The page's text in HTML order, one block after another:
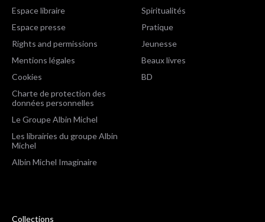
Espace libraire
Espace presse
Rights and permissions
Mentions légales
Cookies
Charte de protection des
données personnelles
Le Groupe Albin Michel
Les librairies du groupe Albin
Michel
Albin Michel Imaginaire
Spiritualités
Pratique
Jeunesse
Beaux livres
BD
Collections